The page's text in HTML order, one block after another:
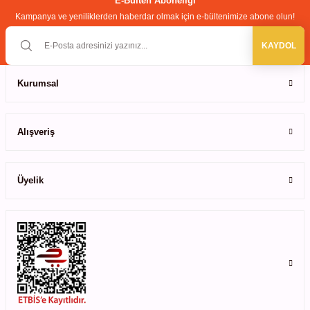
Bu ürüne benzer farklı alternatifler olmalı.
Kampanya ve yeniliklerden haberdar olmak için e-bültenimize abone olun!
KAYDOL
Kurumsal
Alışveriş
Üyelik